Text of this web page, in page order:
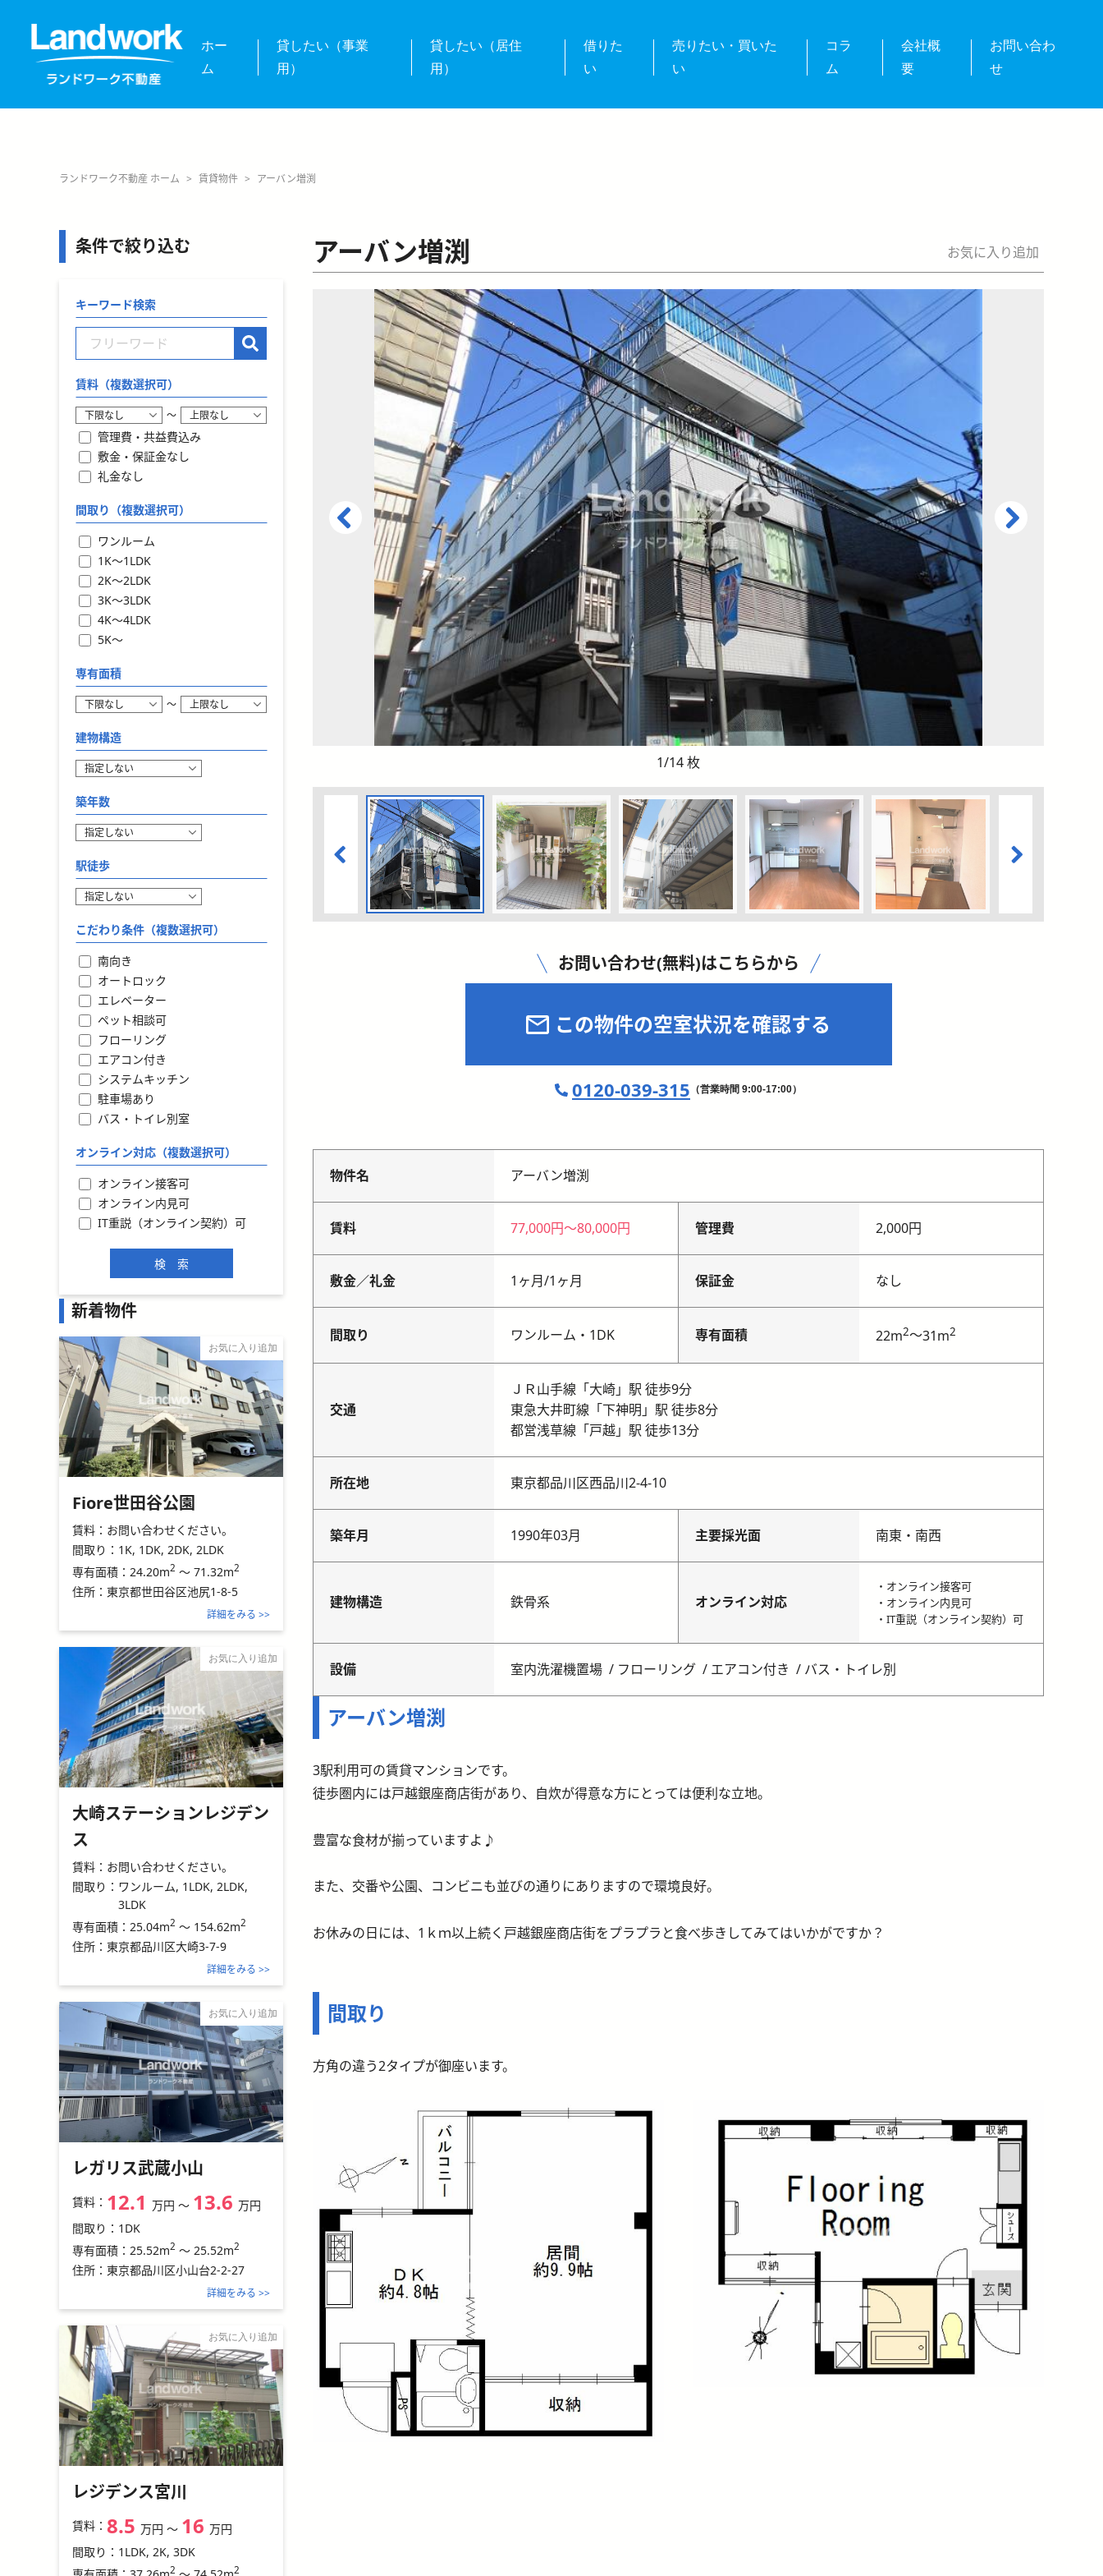
ホー
ム
貸したい（事業
用）
貸したい（居住
用）
借りた
い
売りたい・買いた
い
コラ
ム
会社概
要
お問い合わ
せ
ランドワーク不動産 ホーム > 賃貸物件 > アーバン増渕
お気に入り追加
アーバン増渕
1/14枚
お問い合わせ(無料)はこちらから
この物件の空室状況を確認する
0120-039-315 （営業時間 9:00-17:00）
物件名 アーバン増渕
賃料 77,000円〜80,000円 管理費 2,000円
敷金／礼金 1ヶ月/1ヶ月 保証金 なし
間取り ワンルーム・1DK 専有面積 22m2～31m2
交通
ＪＲ山手線「大崎」駅 徒歩9分
東急大井町線「下神明」駅 徒歩8分
都営浅草線「戸越」駅 徒歩13分
所在地 東京都品川区西品川2-4-10
築年月 1990年03月 主要採光面 南東・南西
建物構造 鉄骨系 オンライン対応
・オンライン接客可
・オンライン内見可
・IT重説（オンライン契約）可
設備 室内洗濯機置場 フローリング エアコン付き バス・トイレ別
アーバン増渕
3駅利用可の賃貸マンションです。
徒歩圏内には戸越銀座商店街があり、自炊が得意な方にとっては便利な立地。
豊富な食材が揃っていますよ♪
また、交番や公園、コンビニも並びの通りにありますので環境良好。
お休みの日には、1ｋｍ以上続く戸越銀座商店街をプラプラと食べ歩きしてみてはいかがですか？
間取り
方角の違う2タイプが御座います。
条件で絞り込む
キーワード検索
賃料（複数選択可）
〜
管理費・共益費込み
敷金・保証金なし
礼金なし
間取り（複数選択可）
ワンルーム
1K〜1LDK
2K〜2LDK
3K〜3LDK
4K〜4LDK
5K〜
専有面積
〜
建物構造
築年数
駅徒歩
こだわり条件（複数選択可）
南向き
オートロック
エレベーター
ペット相談可
フローリング
エアコン付き
システムキッチン
駐車場あり
バス・トイレ別室
オンライン対応（複数選択可）
オンライン接客可
オンライン内見可
IT重説（オンライン契約）可
新着物件
お気に入り追加
Fiore世田谷公園
賃料： お問い合わせください。
間取り： 1K, 1DK, 2DK, 2LDK
専有面積： 24.20m2 ～ 71.32m2
住所： 東京都世田谷区池尻1-8-5
詳細をみる >>
お気に入り追加
大崎ステーションレジデン
ス
賃料： お問い合わせください。
間取り： ワンルーム, 1LDK, 2LDK,
3LDK
専有面積： 25.04m2 ～ 154.62m2
住所： 東京都品川区大崎3-7-9
詳細をみる >>
お気に入り追加
レガリス武蔵小山
賃料： 12.1 万円 〜 13.6 万円
間取り： 1DK
専有面積： 25.52m2 ～ 25.52m2
住所： 東京都品川区小山台2-2-27
詳細をみる >>
お気に入り追加
レジデンス宮川
賃料： 8.5 万円 〜 16 万円
間取り： 1LDK, 2K, 3DK
2 2